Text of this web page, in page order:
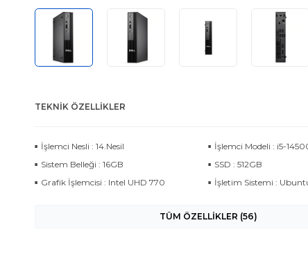
TEKNIK ÖZELLIKLER
İşlemci Nesli : 14.Nesil
İşlemci Modeli : i5-
Sistem Belleği : 16GB
SSD : 512GB
Grafik İşlemcisi : Intel UHD 770
İşletim Sistemi :
TÜM ÖZELLİKLER (56)